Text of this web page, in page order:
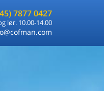
7877 0427
lør. 10.00-14.00